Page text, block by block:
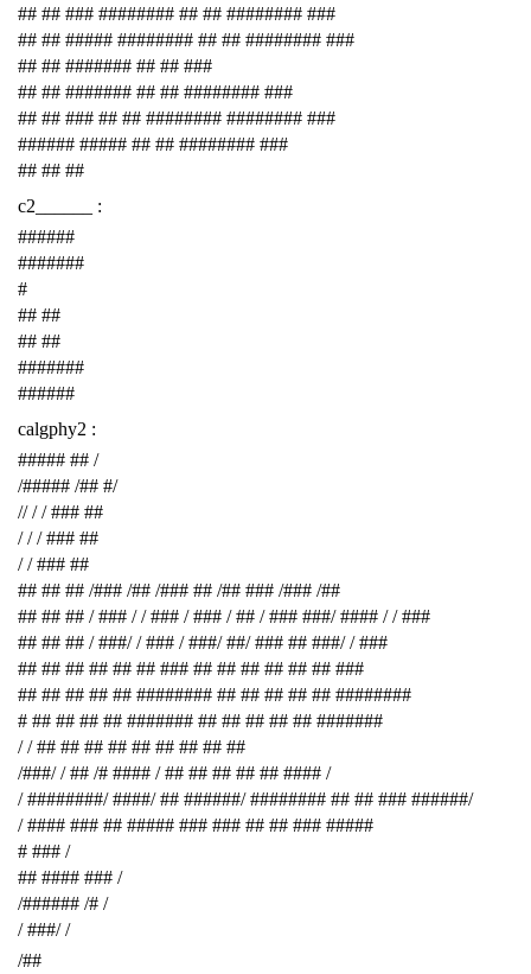
## ## ### ######## ## ## ######## ###
## ## ##### ######## ## ## ######## ###
## ## ####### ## ## ###
## ## ####### ## ## ######## ###
## ## ### ## ## ######## ######## ###
###### ##### ## ## ######## ###
## ## ##
c2______ :
######
#######
#
## ##
## ##
#######
######
calgphy2 :
##### ## /
/##### /## #/
// / / ### ##
/ / / ### ##
/ / ### ##
## ## ## /### /## /### ## /## ### /### /##
## ## ## / ### / / ### / ### / ## / ### ###/ #### / / ###
## ## ## / ###/ / ### / ###/ ##/ ### ## ###/ / ###
## ## ## ## ## ## ### ## ## ## ## ## ## ###
## ## ## ## ## ######## ## ## ## ## ## ########
# ## ## ## ## ####### ## ## ## ## ## #######
/ / ## ## ## ## ## ## ## ## ##
/###/ / ## /# #### / ## ## ## ## ## #### /
/ ########/ ####/ ## ######/ ######## ## ## ### ######/
/ #### ### ## ##### ### ### ## ## ### #####
# ### /
## #### ### /
/###### /# /
/ ###/ /
/##